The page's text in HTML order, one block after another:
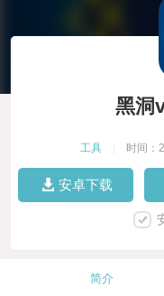
黑洞
工具 时间：
安卓下载
简介